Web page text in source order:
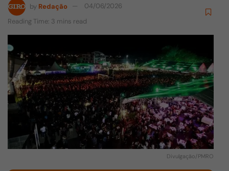
by Redação
04/06/2026
Reading Time: 3 mins read
Divulgação/PMRO